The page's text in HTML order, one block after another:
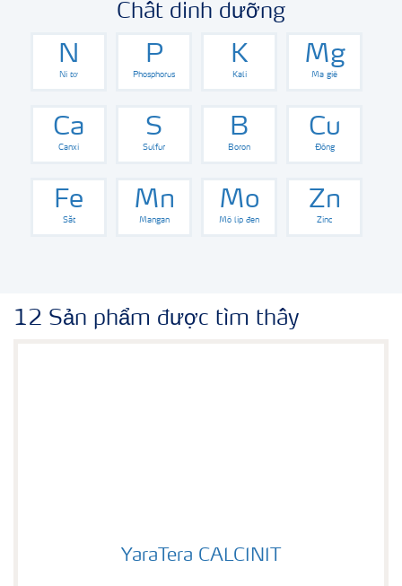
Chất dinh dưỡng
N
Ni tơ
P
Phosphorus
K
Kali
Mg
Ma giê
Ca
Canxi
S
Sulfur
B
Boron
Cu
Đồng
Fe
Sắt
Mn
Mangan
Mo
Mô lip đen
Zn
Zinc
12 Sản phẩm được tìm thấy
YaraTera CALCINITYaraTera CALCINIT